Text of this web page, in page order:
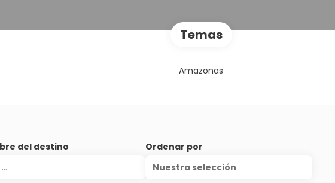
Temas
Amazonas
del destino
Ordenar por
Nuestra selección